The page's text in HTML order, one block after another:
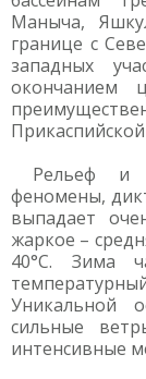
Маныча,
границе с
западных
окончанием
Рельеф и
феномены,
выпадает
жаркое –
40°С. Зима
Уникальной
сильные
интенсивные